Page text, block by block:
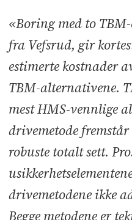
«Boring med to
fra Vefsrud, gir
estimerte kostnader
TBM-alternativene.
mest HMS-vennlige
drivemetode fremstår
robuste totalt sett.
drivemetodene ikke
Begge metodene er